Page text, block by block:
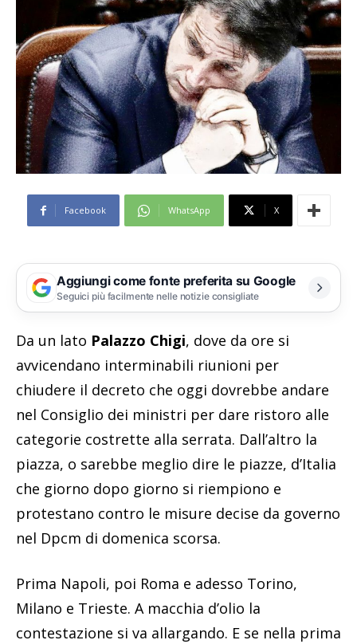
Facebook WhatsApp X
Aggiungi come fonte preferita su Google
Seguici più facilmente nelle notizie consigliate
Da un lato Palazzo Chigi, dove da ore si
avvicendano interminabili riunioni per
chiudere il decreto che oggi dovrebbe andare
nel Consiglio dei ministri per dare ristoro alle
categorie costrette alla serrata. Dall’altro la
piazza, o sarebbe meglio dire le piazze, d’Italia
che giorno dopo giorno si riempiono e
protestano contro le misure decise da governo
nel Dpcm di domenica scorsa.
Prima Napoli, poi Roma e adesso Torino,
Milano e Trieste. A macchia d’olio la
contestazione si va allargando. E se nella prima